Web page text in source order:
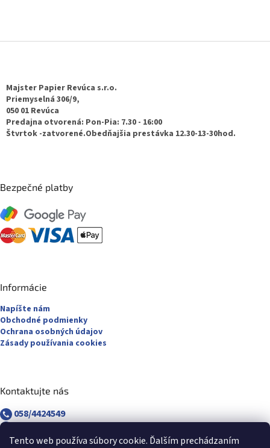
Tento web používa súbory cookie. Ďalším prechádzaním
Majster Papier Revúca s.r.o.
Priemyselná 306/9,
050 01 Revúca
Predajna otvorená: Pon-Pia: 7.30 - 16:00
Štvrtok -zatvorené.Obedňajšia prestávka 12.30-13-30hod.
Bezpečné platby
Informácie
Napíšte nám
Obchodné podmienky
Ochrana osobných údajov
Zásady používania cookies
Kontaktujte nás
058/4424549
revuca@majsterpapier.sk